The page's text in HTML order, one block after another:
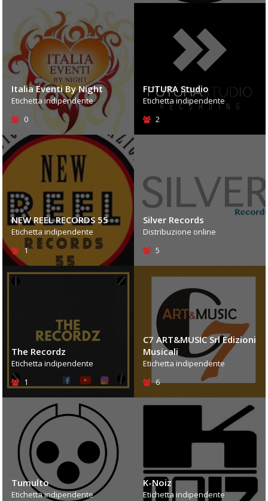
Italia Eventi By Night
Etichetta indipendente
0
FUTURA Studio
Etichetta indipendente
2
NEW REEL RECORDS 55
Etichetta indipendente
1
Silver Records
Distribuzione online
5
The Recordz
Etichetta indipendente
1
C7 ART&MUSIC Srl Edizioni
Musicali
Etichetta indipendente
6
Tumulto
Etichetta indipendente
K-Noiz
Etichetta indipendente